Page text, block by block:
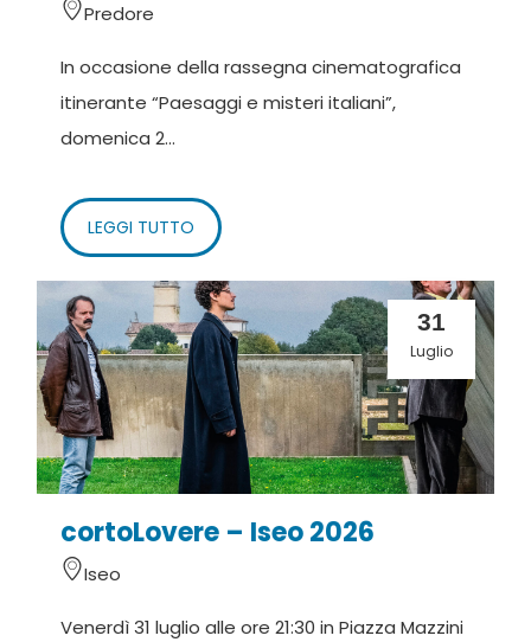
Predore
In occasione della rassegna cinematografica
itinerante “Paesaggi e misteri italiani”,
domenica 2...
LEGGI TUTTO
31
Luglio
cortoLovere – Iseo 2026
Iseo
Venerdì 31 luglio alle ore 21:30 in Piazza Mazzini